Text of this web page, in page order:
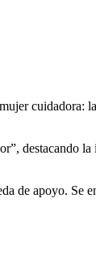
cuidadora:
destacando
de apoyo. Se